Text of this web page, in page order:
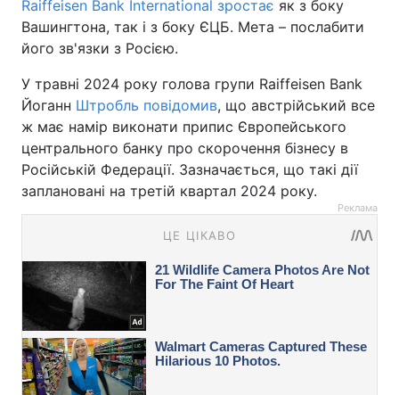
Raiffeisen Bank International зростає як з боку
Вашингтона, так і з боку ЄЦБ. Мета – послабити
його зв'язки з Росією.
У травні 2024 року голова групи Raiffeisen Bank
Йоганн Штробль повідомив, що австрійський все
ж має намір виконати припис Європейського
центрального банку про скорочення бізнесу в
Російській Федерації. Зазначається, що такі дії
заплановані на третій квартал 2024 року.
Реклама